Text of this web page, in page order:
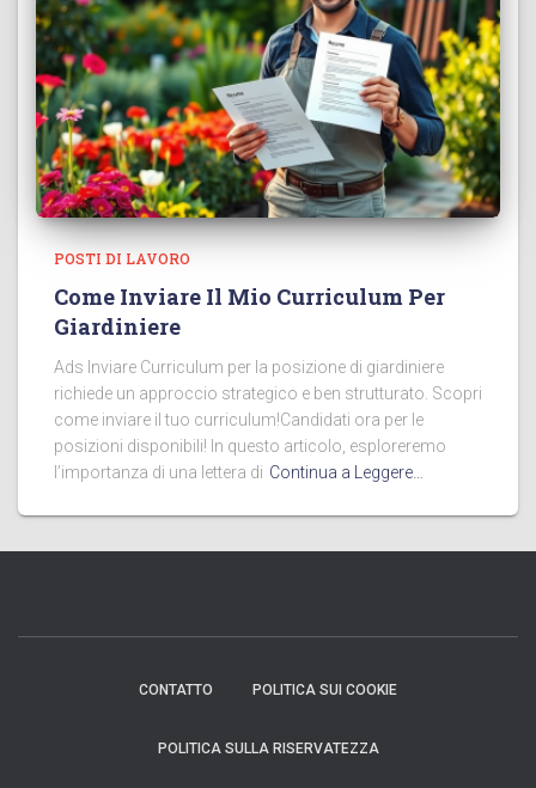
POSTI DI LAVORO
Come Inviare Il Mio Curriculum Per
Giardiniere
Ads Inviare Curriculum per la posizione di giardiniere
richiede un approccio strategico e ben strutturato. Scopri
come inviare il tuo curriculum!Candidati ora per le
posizioni disponibili! In questo articolo, esploreremo
l’importanza di una lettera di Continua a Leggere…
CONTATTO POLITICA SUI COOKIE
POLITICA SULLA RISERVATEZZA